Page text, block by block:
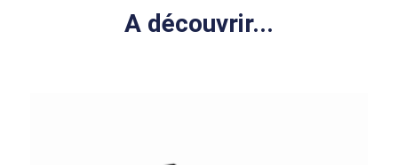
A découvrir...